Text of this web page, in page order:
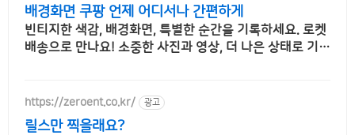
배경화면 쿠팡 언제 어디서나 간편하게
빈티지한 색감, 배경화면, 특별한 순간을 기록하세요. 로켓
배송으로 만나요! 소중한 사진과 영상, 더 나은 상태로 기록
https://zeroent.co.kr/ 광고
릴스만 찍을래요?